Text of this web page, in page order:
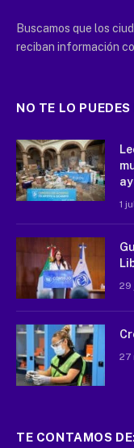
Buscamos que los
reciban información
NO TE LO PUEDES
1
29
27
TE CONTAMOS